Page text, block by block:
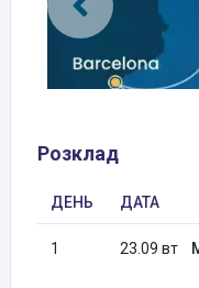
Розклад
ДЕНЬ ДАТА
1 23.09 вт